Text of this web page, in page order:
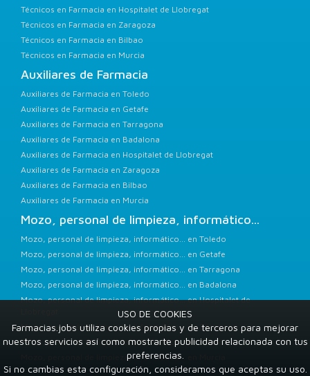
Técnicos en Farmacia en Hospitalet de Llobregat
Técnicos en Farmacia en Zaragoza
Técnicos en Farmacia en Bilbao
Técnicos en Farmacia en Murcia
Auxiliares de Farmacia
Auxiliares de Farmacia en Toledo
Auxiliares de Farmacia en Getafe
Auxiliares de Farmacia en Tarragona
Auxiliares de Farmacia en Badalona
Auxiliares de Farmacia en Hospitalet de Llobregat
Auxiliares de Farmacia en Zaragoza
Auxiliares de Farmacia en Bilbao
Auxiliares de Farmacia en Murcia
Mozo, personal de limpieza, informático...
Mozo, personal de limpieza, informático... en Toledo
Mozo, personal de limpieza, informático... en Getafe
Mozo, personal de limpieza, informático... en Tarragona
Mozo, personal de limpieza, informático... en Badalona
Mozo, personal de limpieza, informático... en Hospitalet de
Mozo, personal de limpieza, informático... en Zaragoza
Mozo, personal de limpieza, informático... en Bilbao
Mozo, personal de limpieza, informático... en Murcia
USO DE COOKIES
Farmacias.jobs utiliza cookies propias y de terceros para mejorar
nuestros servicios así como mostrarte publicidad relacionada con tus
preferencias.
Si no cambias esta configuración, consideramos que aceptas su uso.